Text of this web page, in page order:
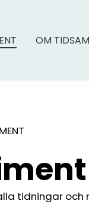
OM TIDSAM
tidningar och